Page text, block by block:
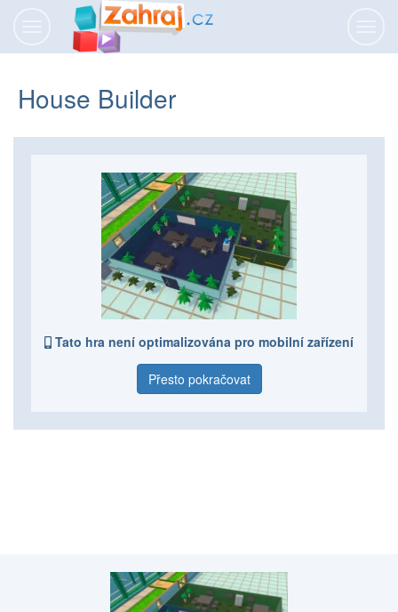
House Builder
Tato hra není optimalizována pro mobilní zařízení
Přesto pokračovat